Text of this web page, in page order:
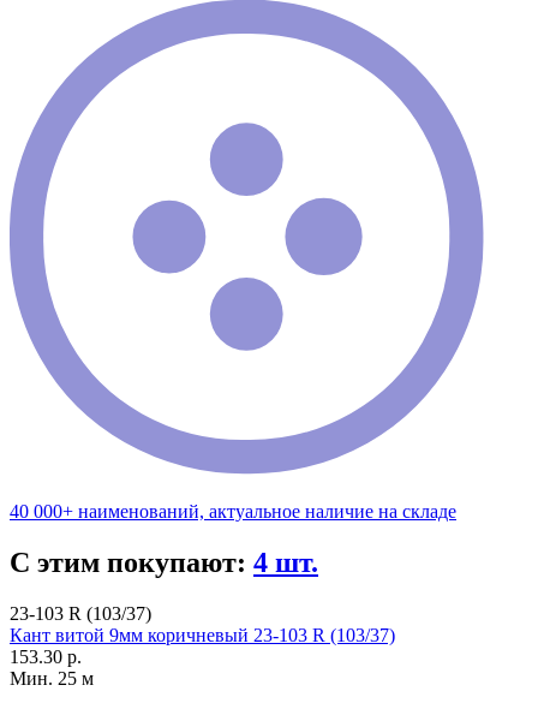
40 000+ наименований, актуальное наличие на складе
С этим покупают: 4 шт.
23-103 R (103/37)
Кант витой 9мм коричневый 23-103 R (103/37)
153.30 р.
Мин. 25 м